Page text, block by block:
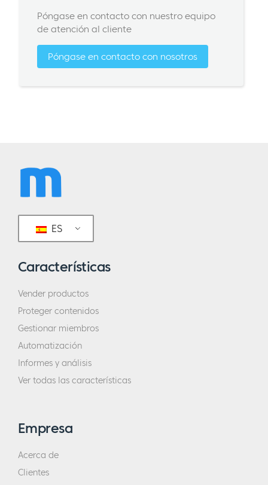
Póngase en contacto con nuestro equipo
de atención al cliente
Póngase en contacto con nosotros
ES
Características
Vender productos
Proteger contenidos
Gestionar miembros
Automatización
Informes y análisis
Ver todas las características
Empresa
Acerca de
Clientes